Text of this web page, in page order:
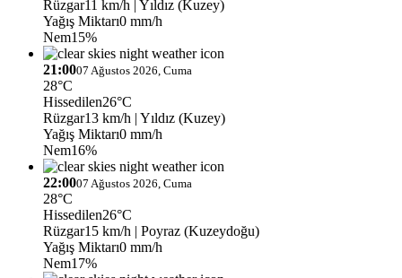
Rüzgar11 km/h | Yıldız (Kuzey)
Yağış Miktarı0 mm/h
Nem15%
21:0007 Ağustos 2026, Cuma
28°C
Hissedilen26°C
Rüzgar13 km/h | Yıldız (Kuzey)
Yağış Miktarı0 mm/h
Nem16%
22:0007 Ağustos 2026, Cuma
28°C
Hissedilen26°C
Rüzgar15 km/h | Poyraz (Kuzeydoğu)
Yağış Miktarı0 mm/h
Nem17%